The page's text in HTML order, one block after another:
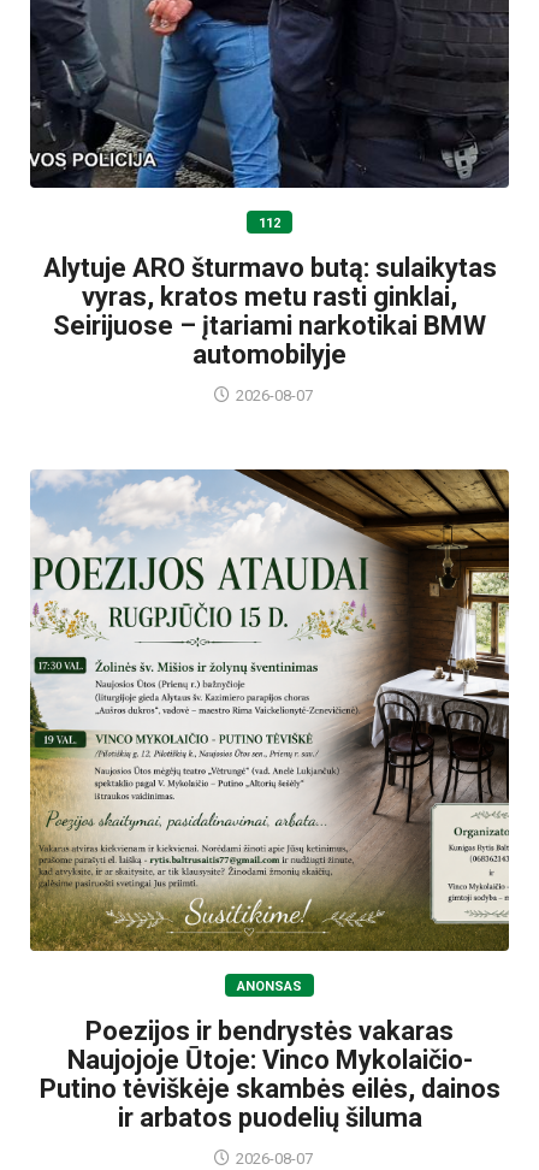
112
Alytuje ARO šturmavo butą: sulaikytas
vyras, kratos metu rasti ginklai,
Seirijuose – įtariami narkotikai BMW
automobilyje
2026-08-07
ANONSAS
Poezijos ir bendrystės vakaras
Naujojoje Ūtoje: Vinco Mykolaičio-
Putino tėviškėje skambės eilės, dainos
ir arbatos puodelių šiluma
2026-08-07